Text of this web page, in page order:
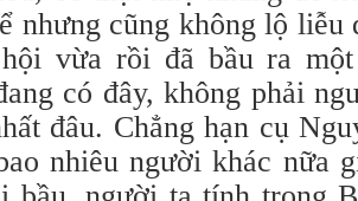
nhưng cũng không lộ
vừa rồi đã bầu ra một
có đây, không phải
đâu. Chẳng hạn cụ
nhiêu người khác nữa